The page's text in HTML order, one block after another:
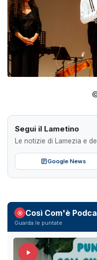
Segui il Lametino
Le notizie di Lamezia e
Google News
Così Com'è
Guarda le puntate